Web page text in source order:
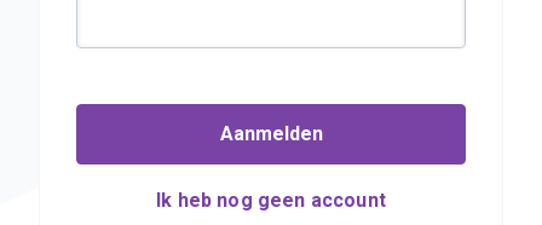
Aanmelden
Ik heb nog geen account